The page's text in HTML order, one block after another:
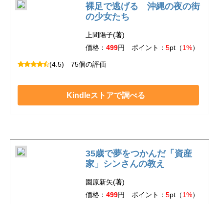
裸足で逃げる 沖縄の夜の街
の少女たち
上間陽子(著)
価格： 499円 ポイント： 5pt（1%）
(4.5) 75個の評価
Kindleストアで調べる
35歳で夢をつかんだ「資産
家」シンさんの教え
園原新矢(著)
価格： 499円 ポイント： 5pt（1%）